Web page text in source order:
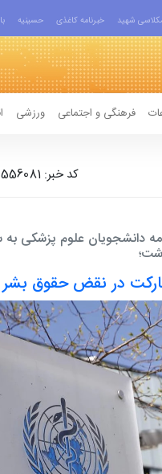
شهید خبرنامه کاغذی حسینیه
فرهنگی و اجتماعی ورزشی
کد خبر: 556081
دانشجویان علوم پزشکی به
در نقض حقوق